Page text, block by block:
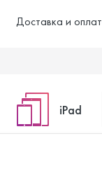
Доставка и
iPad